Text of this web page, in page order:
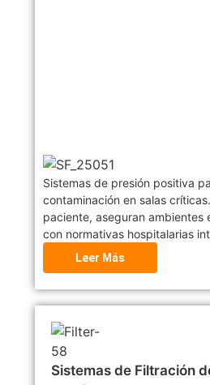
Sistemas de presión positiva
contaminación en salas
paciente, aseguran ambientes
con normativas hospitalarias
Leer Más
Sistemas de Filtración